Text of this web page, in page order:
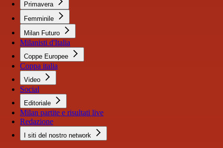
Primavera
Femminile
Milan Futuro
Milanisti d'Italia
Coppe Europee
Coppa italia
Video
Social
Editoriale
Milan partite e risultati live
Redazione
I siti del nostro network